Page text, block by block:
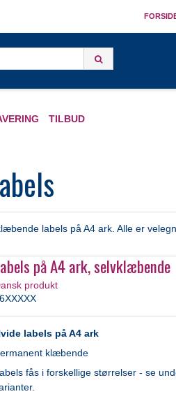
TILBUD
labels på A4 ark. Alle er
på A4 ark, selvklæbende
produkt
labels på A4 ark
klæbende
fås i forskellige størrelser - se